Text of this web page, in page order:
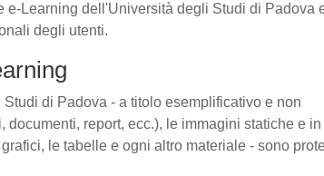
Learning dell'Università degli Studi di Padova
degli utenti.
di Padova - a titolo esemplificativo e non
report, ecc.), le immagini statiche e in
le tabelle e ogni altro materiale - sono